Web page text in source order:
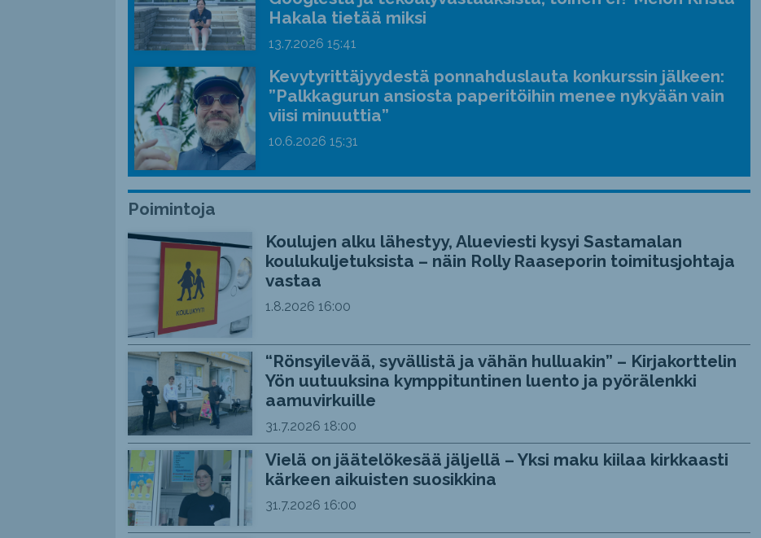
Hakala tietää miksi
13.7.2026 15:41
Kevytyrittäjyydestä ponnahduslauta konkurssin jälkeen:
”Palkkagurun ansiosta paperitöihin menee nykyään vain
viisi minuuttia”
10.6.2026 15:31
Poimintoja
Koulujen alku lähestyy, Alueviesti kysyi Sastamalan
koulukuljetuksista – näin Rolly Raaseporin toimitusjohtaja
vastaa
1.8.2026 16:00
“Rönsyilevää, syvällistä ja vähän hulluakin” – Kirjakorttelin
Yön uutuuksina kymppituntinen luento ja pyörälenkki
aamuvirkuille
31.7.2026 18:00
Vielä on jäätelökesää jäljellä – Yksi maku kiilaa kirkkaasti
kärkeen aikuisten suosikkina
31.7.2026 16:00